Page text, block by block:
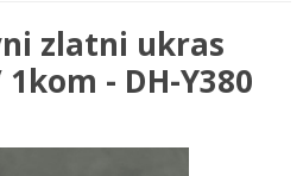
zlatni ukras
- DH-Y380